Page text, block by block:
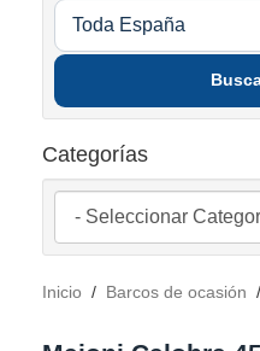
Categorías
Inicio / Barcos de ocasión /